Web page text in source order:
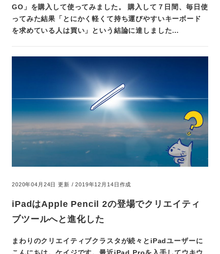
GO」を購入して使ってみました。 購入して７日間、毎日使
ってみた結果「とにかく軽くて持ち運びやすいキーボード
を求めている人は買い」という結論に達しました…
2020年04月24日 更新 / 2019年12月14日作成
iPadはApple Pencil 2の登場でクリエイティ
ブツールへと進化した
まわりのクリエイティブクラスタが続々とiPadユーザーに